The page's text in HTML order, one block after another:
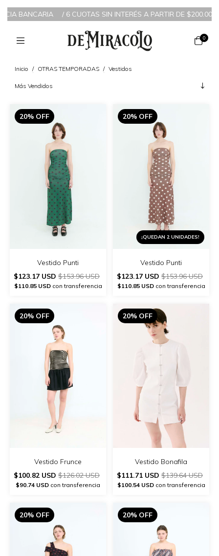
BANCARIA / 6 CUOTAS SIN INTERÉS A PARTIR DE $200.000
0
Inicio / OTRAS TEMPORADAS / Vestidos
20% OFF
Vestido Punti
$123.17 USD $153.96 USD
$110.85 USDcon transferencia
20% OFF
¡QUEDAN 2 UNIDADES!
Vestido Punti
$123.17 USD $153.96 USD
$110.85 USDcon transferencia
20% OFF
Vestido Frunce
$100.82 USD $126.02 USD
$90.74 USD con transferencia
20% OFF
Vestido Bonafila
$111.71 USD $139.64 USD
$100.54 USDcon transferencia
20% OFF 20% OFF